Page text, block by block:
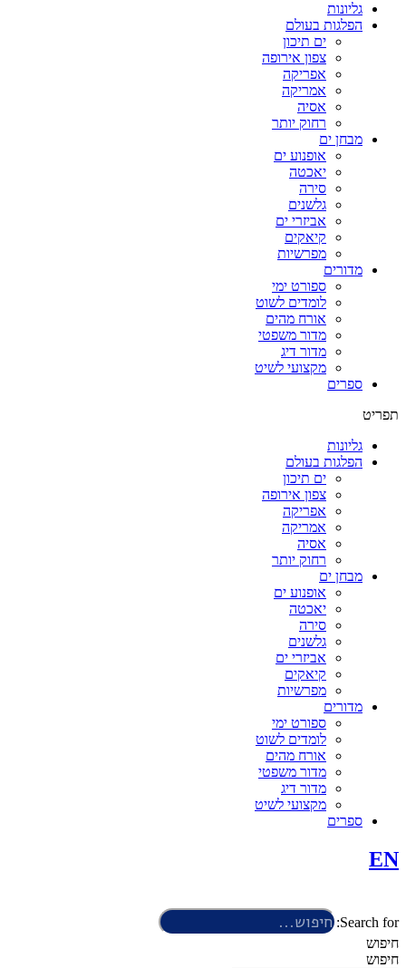
גליונות
הפלגות בעולם
ים תיכון
צפון אירופה
אפריקה
אמריקה
אסיה
רחוק יותר
מבחן ים
אופנוע ים
יאכטה
סירה
גלשנים
אביזרי ים
קיאקים
מפרשיות
מדורים
ספורט ימי
לומדים לשוט
אורח מהים
מדור משפטי
מדור דיג
מקצועי לשיט
ספרים
תפריט
גליונות
הפלגות בעולם
ים תיכון
צפון אירופה
אפריקה
אמריקה
אסיה
רחוק יותר
מבחן ים
אופנוע ים
יאכטה
סירה
גלשנים
אביזרי ים
קיאקים
מפרשיות
מדורים
ספורט ימי
לומדים לשוט
אורח מהים
מדור משפטי
מדור דיג
מקצועי לשיט
ספרים
EN
Search for:
חיפוש
חיפוש